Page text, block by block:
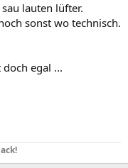
lauten lüfter.
sonst wo technisch.
egal ...